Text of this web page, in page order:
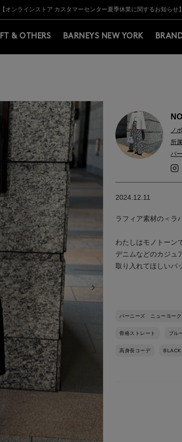
BARNEYS＞会員のお客様は11,000円（税込）以上のお買上げで
【夏季休業に伴う出荷一時停止のお知らせ】(2026.8.7)
【オンラインストア カスタマーセンター夏季休業に関するお知らせ
【夏季休業に伴う返品・交換承り一時停止のお知らせ】（
熊本県を中心とした地震の影響によるお荷物のお届けに
【開催中】SUMMER SALEのご案内・ご注意事項
BARNEYS＞会員のお客様は11,000円（税込）以上のお買上げで
【夏季休業に伴う出荷一時停止のお知らせ】(2026.8.7)
& OTHERS BARNEYS NEW YORK
ノ
所
バ
2024.12.11
ラフィア素材の＜ラ
わたしはモノトーン
デニムなどのカジュ
取り入れてほしいバ
バーニーズ ニューヨーク
骨格ストレート ブル
高身長コーデ BLACK